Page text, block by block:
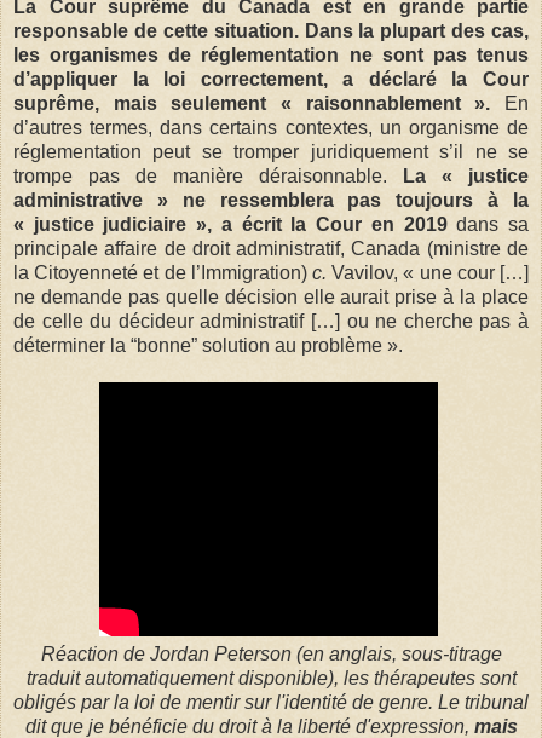
La Cour suprême du Canada est en grande partie
responsable de cette situation. Dans la plupart des cas,
les organismes de réglementation ne sont pas tenus
d’appliquer la loi correctement, a déclaré la Cour
suprême, mais seulement « raisonnablement ». En
d’autres termes, dans certains contextes, un organisme de
réglementation peut se tromper juridiquement s’il ne se
trompe pas de manière déraisonnable.
La « justice
administrative » ne ressemblera pas toujours à la
« justice judiciaire », a écrit la Cour en 2019dans sa
principale affaire de droit administratif, Canada (ministre de
la Citoyenneté et de l’Immigration) c. Vavilov, « une cour […]
ne demande pas quelle décision elle aurait prise à la place
de celle du décideur administratif […] ou ne cherche pas à
déterminer la “bonne” solution au problème ».
Réaction de Jordan Peterson (en anglais, sous-titrage
traduit automatiquement disponible), les thérapeutes sont
obligés par la loi de mentir sur l'identité de genre. Le tribunal
dit que je bénéficie du droit à la liberté d'expression, mais